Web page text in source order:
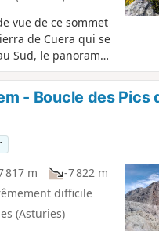
vue de ce sommet
de Cuera qui se
Sud, le panorama
Picos de Europa
Nord on aperçoit
fait au joli village
vaut vraiment
- Boucle des Pics
817 m
-7 822 m
difficile
(Asturies)